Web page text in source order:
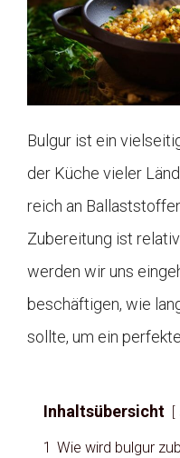
Bulgur ist ein
der Küche vieler
reich an
Zubereitung ist
werden wir uns
beschäftigen, wie
sollte, um ein
Inhaltsübersicht
1 Wie wird bulgur